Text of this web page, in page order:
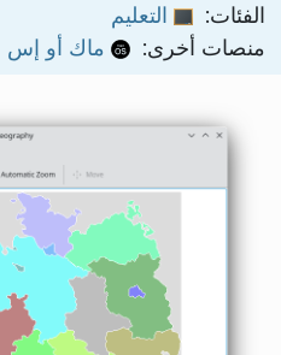
الفئات:
التعليم
منصات أخرى:
ماك أو إس